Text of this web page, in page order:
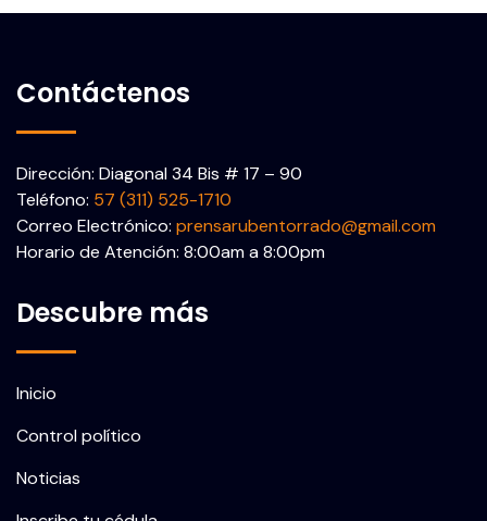
Contáctenos
Dirección: Diagonal 34 Bis # 17 – 90
Teléfono: 57 (311) 525-1710
Correo Electrónico: prensarubentorrado@gmail.com
Horario de Atención: 8:00am a 8:00pm
Descubre más
Inicio
Control político
Noticias